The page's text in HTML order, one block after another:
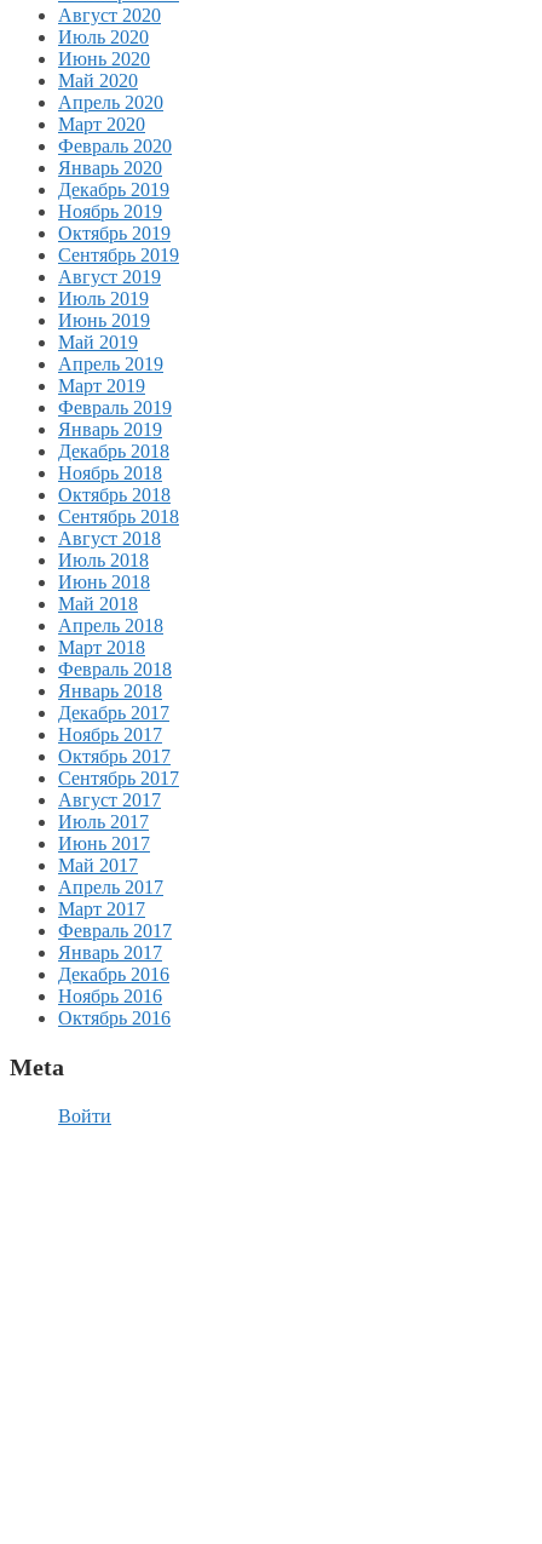
Август 2020
Июль 2020
Июнь 2020
Май 2020
Апрель 2020
Март 2020
Февраль 2020
Январь 2020
Декабрь 2019
Ноябрь 2019
Октябрь 2019
Сентябрь 2019
Август 2019
Июль 2019
Июнь 2019
Май 2019
Апрель 2019
Март 2019
Февраль 2019
Январь 2019
Декабрь 2018
Ноябрь 2018
Октябрь 2018
Сентябрь 2018
Август 2018
Июль 2018
Июнь 2018
Май 2018
Апрель 2018
Март 2018
Февраль 2018
Январь 2018
Декабрь 2017
Ноябрь 2017
Октябрь 2017
Сентябрь 2017
Август 2017
Июль 2017
Июнь 2017
Май 2017
Апрель 2017
Март 2017
Февраль 2017
Январь 2017
Декабрь 2016
Ноябрь 2016
Октябрь 2016
Meta
Войти